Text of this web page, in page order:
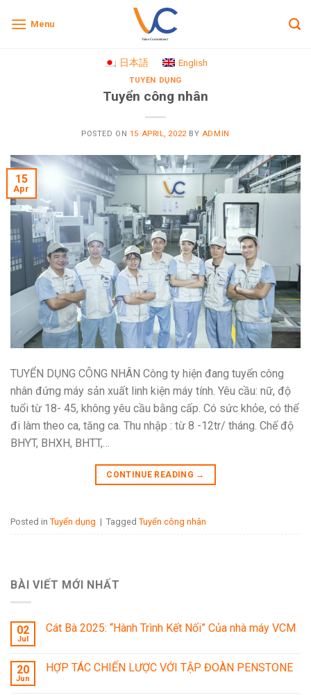
Menu
日本語 English
TUYỂN DỤNG
Tuyển công nhân
POSTED ON 15 APRIL, 2022 BY ADMIN
15
Apr
TUYỂN DỤNG CÔNG NHÂN Công ty hiện đang tuyển công
nhân đứng máy sản xuất linh kiện máy tính. Yêu cầu: nữ, độ
tuổi từ 18- 45, không yêu cầu bằng cấp. Có sức khỏe, có thể
đi làm theo ca, tăng ca. Thu nhập : từ 8 -12tr/ tháng. Chế độ
BHYT, BHXH, BHTT,…
CONTINUE READING →
Posted in Tuyển dụng | Tagged Tuyển công nhân
BÀI VIẾT MỚI NHẤT
02
Jul
Cát Bà 2025: “Hành Trình Kết Nối” Của nhà máy VCM
20
Jun
HỢP TÁC CHIẾN LƯỢC VỚI TẬP ĐOÀN PENSTONE